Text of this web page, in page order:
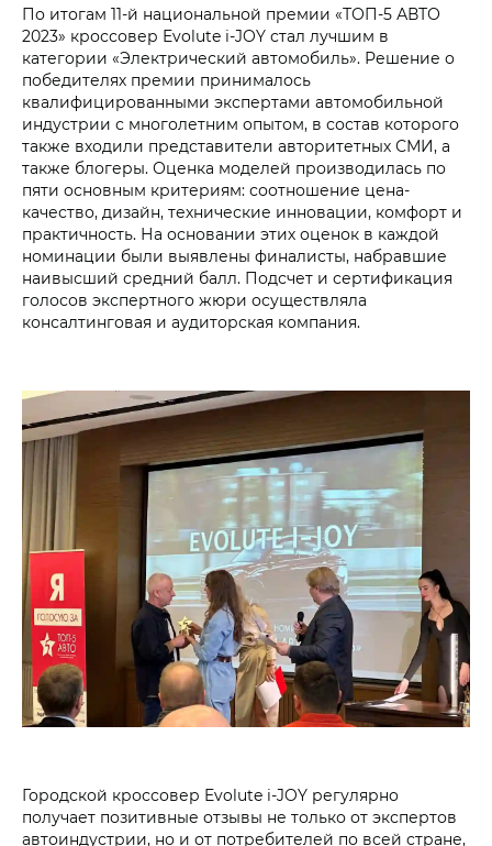
По итогам 11-й национальной премии «ТОП-5 АВТО
2023» кроссовер Evolute i‑JOY стал лучшим в
категории «Электрический автомобиль». Решение о
победителях премии принималось
квалифицированными экспертами автомобильной
индустрии с многолетним опытом, в состав которого
также входили представители авторитетных СМИ, а
также блогеры. Оценка моделей производилась по
пяти основным критериям: соотношение цена-
качество, дизайн, технические инновации, комфорт и
практичность. На основании этих оценок в каждой
номинации были выявлены финалисты, набравшие
наивысший средний балл. Подсчет и сертификация
голосов экспертного жюри осуществляла
консалтинговая и аудиторская компания.
Городской кроссовер Evolute i‑JOY регулярно
получает позитивные отзывы не только от экспертов
автоиндустрии, но и от потребителей по всей стране,